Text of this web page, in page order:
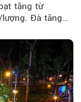
tăng từ
Đà tăng
nhất trong